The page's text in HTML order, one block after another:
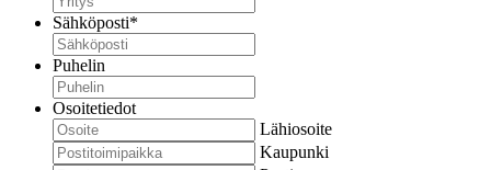
Sähköposti*
Puhelin
Osoitetiedot
Lähiosoite
Kaupunki